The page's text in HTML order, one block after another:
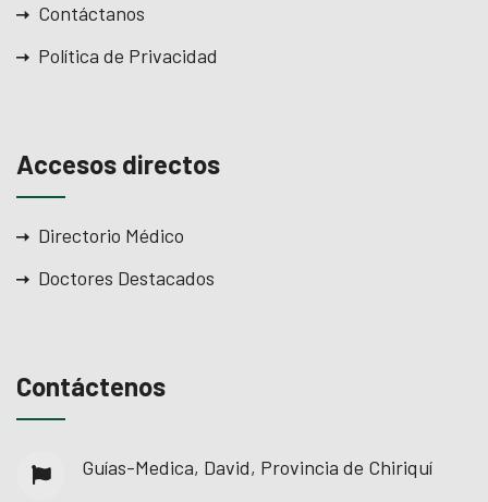
Contáctanos
Política de Privacidad
Accesos directos
Directorio Médico
Doctores Destacados
Contáctenos
Guías-Medica, David, Provincia de Chiriquí